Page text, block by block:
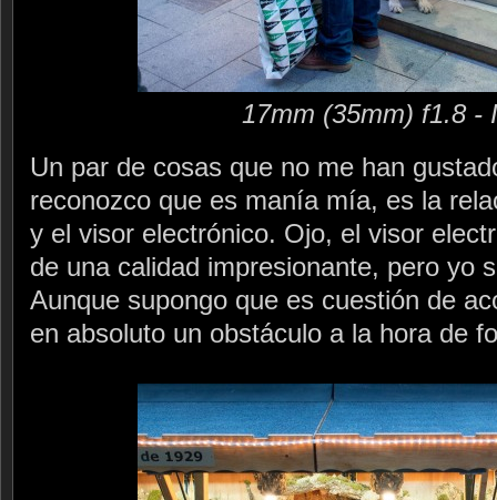
17mm (35mm) f1.8 -
Un par de cosas que no me han
reconozco que es manía mía, es la
y el visor electrónico. Ojo, el visor
de una calidad impresionante, pero yo
Aunque supongo que es cuestión de
en absoluto un obstáculo a la hora de